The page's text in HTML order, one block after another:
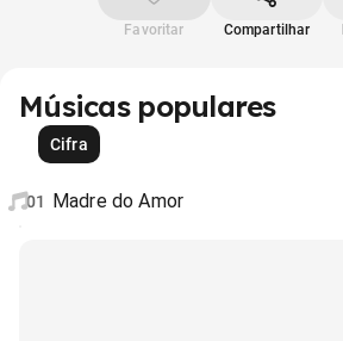
Favoritar Compartilhar
Músicas populares
Cifra
01 Madre do Amor